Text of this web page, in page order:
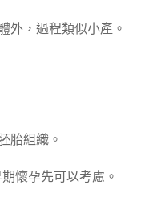
外，過程類似小產。
胎組織。
懷孕先可以考慮。